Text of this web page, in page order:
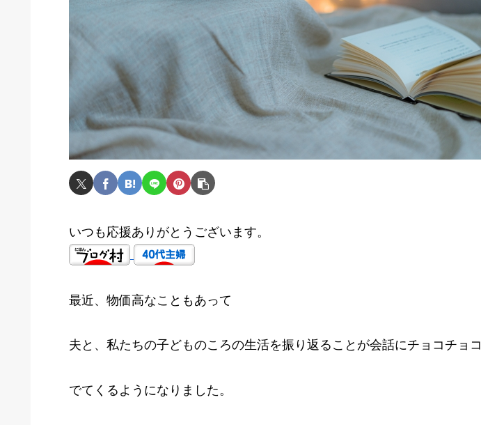
いつも応援ありがとうございます。
最近、物価高なこともあって
夫と、私たちの子どものころの生活を振り返ることが会話にチョコチョコ
でてくるようになりました。